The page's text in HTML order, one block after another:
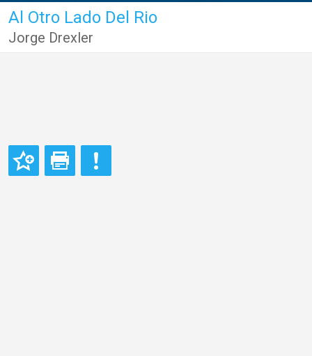
Al Otro Lado Del Rio
Jorge Drexler